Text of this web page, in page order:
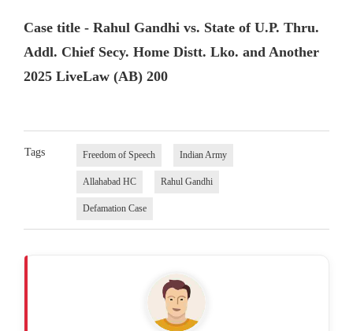
Case title - Rahul Gandhi vs. State of U.P. Thru.
Addl. Chief Secy. Home Distt. Lko. and Another
2025 LiveLaw (AB) 200
Tags Freedom of Speech Indian Army
Allahabad HC Rahul Gandhi
Defamation Case